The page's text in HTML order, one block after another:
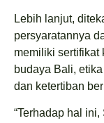
Lebih lanjut,
persyaratannya
memiliki sertifikat
budaya Bali,
dan ketertiban
“Terhadap hal ini,